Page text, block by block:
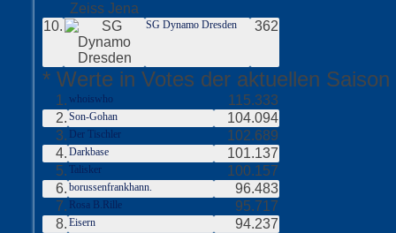
10. SG Dynamo Dresden 362
* Werte in Votes der aktuellen Saison
1. whoiswho
115.333
2. Son-Gohan
104.094
3. Der Tischler
102.689
4. Darkbase
101.137
5. Talisker
100.157
6. borussenfrankhann.
96.483
7. Rosa B.Rille
95.717
8. Eisern
94.237